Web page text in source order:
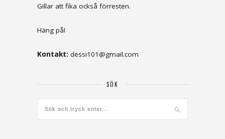
Gillar att fika också förresten.
Häng på!
Kontakt: dessi101@gmail.com
SÖK